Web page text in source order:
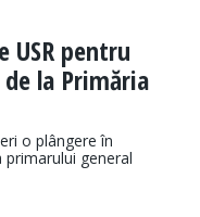
USR pentru
la Primăria
o plângere în
general